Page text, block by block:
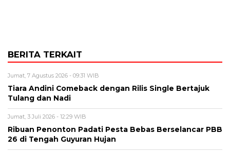
BERITA TERKAIT
Jumat, 7 Agustus 2026 - 09:31 WIB
Tiara Andini Comeback dengan Rilis Single Bertajuk
Tulang dan Nadi
Jumat, 3 Juli 2026 - 12:29 WIB
Ribuan Penonton Padati Pesta Bebas Berselancar PBB
26 di Tengah Guyuran Hujan